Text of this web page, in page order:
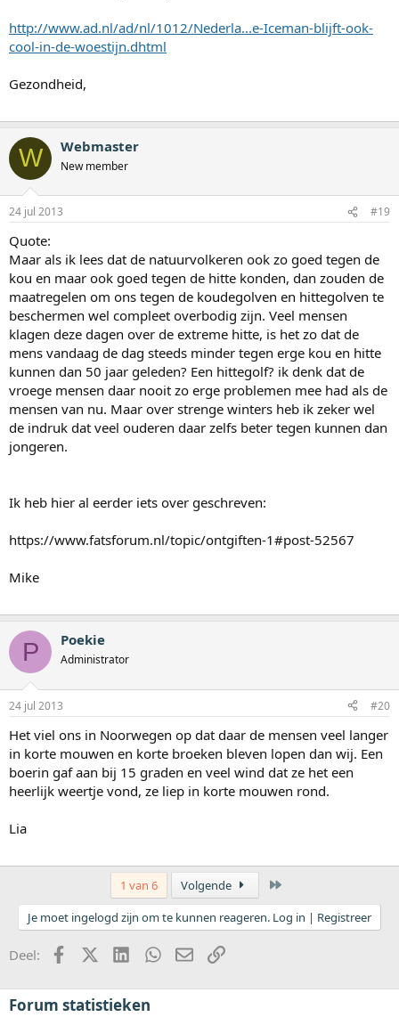
http://www.ad.nl/ad/nl/1012/Nederla...e-Iceman-blijft-ook-
cool-in-de-woestijn.dhtml
Gezondheid,
W Webmaster
New member
24 jul 2013 #19
Quote:
Maar als ik lees dat de natuurvolkeren ook zo goed tegen de
kou en maar ook goed tegen de hitte konden, dan zouden de
maatregelen om ons tegen de koudegolven en hittegolven te
beschermen wel compleet overbodig zijn. Veel mensen
klagen deze dagen over de extreme hitte, is het zo dat de
mens vandaag de dag steeds minder tegen erge kou en hitte
kunnen dan 50 jaar geleden? Een hittegolf? ik denk dat de
vroege mensen daar nooit zo erge problemen mee had als de
mensen van nu. Maar over strenge winters heb ik zeker wel
de indruk dat veel ouderen daar zelfs beter tegen kunnen dan
jongeren.
Ik heb hier al eerder iets over geschreven:
https://www.fatsforum.nl/topic/ontgiften-1#post-52567
Mike
P Poekie
Administrator
24 jul 2013 #20
Het viel ons in Noorwegen op dat daar de mensen veel langer
in korte mouwen en korte broeken bleven lopen dan wij. Een
boerin gaf aan bij 15 graden en veel wind dat ze het een
heerlijk weertje vond, ze liep in korte mouwen rond.
Lia
1 van 6 Volgende
Je moet ingelogd zijn om te kunnen reageren. Log in | Registreer
Deel: FacebookX (Twitter)LinkedInWhatsApp
E-mailkoppeling
Forum statistieken